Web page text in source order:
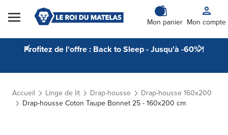
Skip to Content
Mon panier Mon compte
Profitez de l'offre : Back to Sleep - Jusqu'à -60% !
Accueil Linge de lit Drap-housse
Drap-housse 160x200
Drap-housse Coton Taupe Bonnet 25 - 160x200 cm